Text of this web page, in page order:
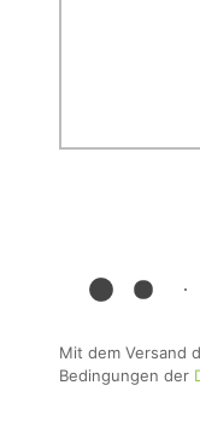
Mit dem Versand
Bedingungen der